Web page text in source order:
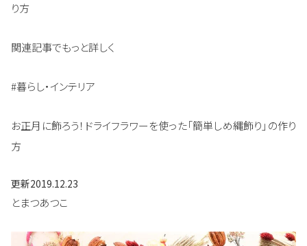
り方
関連記事でもっと詳しく
#暮らし・インテリア
お正月に飾ろう！ドライフラワーを使った「簡単しめ縄飾り」の作り
方
更新2019.12.23
とまつあつこ